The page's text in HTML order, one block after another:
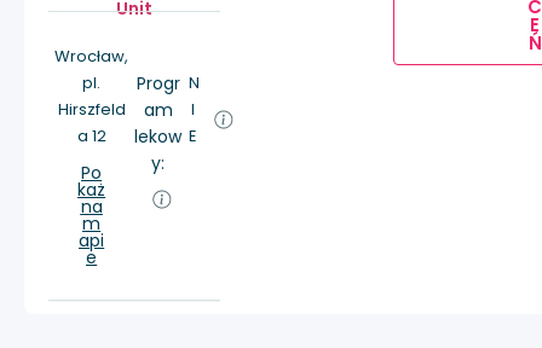
Unit
Wrocław,
pl.
Hirszfeld
a 12
Po
każ
na
m
api
e
Progr
am
lekow
y:
N
I
E
C
E
Ń